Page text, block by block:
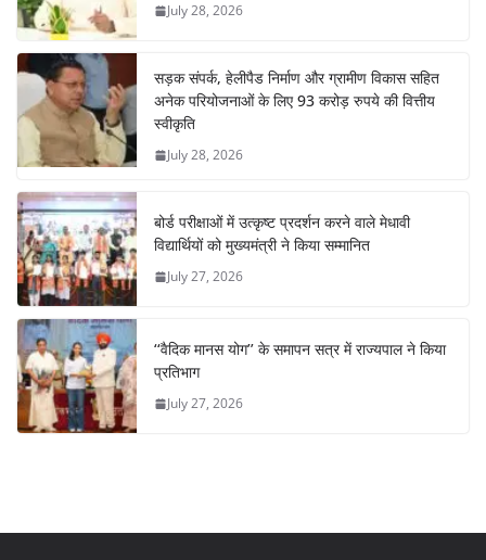
July 28, 2026
सड़क संपर्क, हेलीपैड निर्माण और ग्रामीण विकास सहित
अनेक परियोजनाओं के लिए 93 करोड़ रुपये की वित्तीय
स्वीकृति
July 28, 2026
बोर्ड परीक्षाओं में उत्कृष्ट प्रदर्शन करने वाले मेधावी
विद्यार्थियों को मुख्यमंत्री ने किया सम्मानित
July 27, 2026
‘‘वैदिक मानस योग’’ के समापन सत्र में राज्यपाल ने किया
प्रतिभाग
July 27, 2026